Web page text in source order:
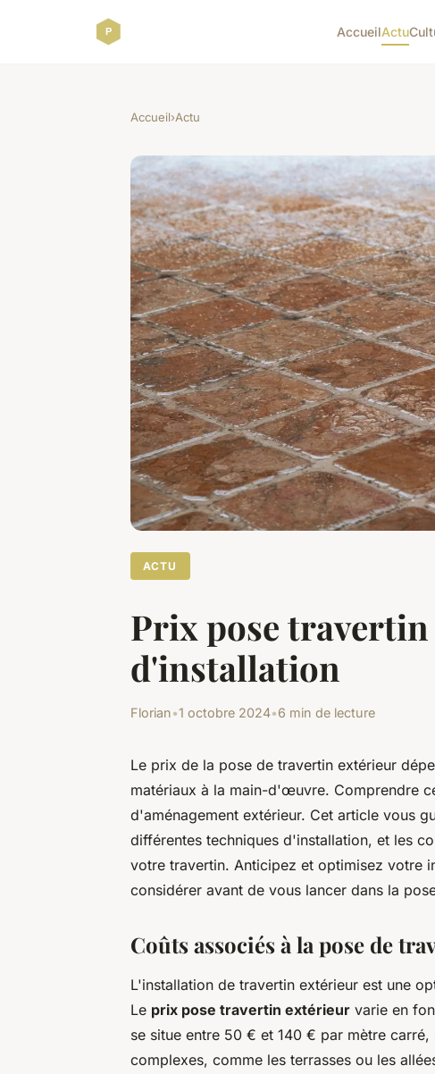
AccueilActu
Accueil›Actu
ACTU
Prix pose
d'installation
Florian•1 octobre 2024•6 min de lecture
Le prix de la pose de travertin extérieur
matériaux à la main-d'œuvre. Comprendre
d'aménagement extérieur. Cet article vous
différentes techniques d'installation, et les
votre travertin. Anticipez et optimisez votre
considérer avant de vous lancer dans la
Coûts associés à la pose de
L'installation de travertin extérieur est une
Le prix pose travertin extérieur varie en
se situe entre 50 € et 140 € par mètre
complexes, comme les terrasses ou les